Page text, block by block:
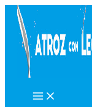
contenido